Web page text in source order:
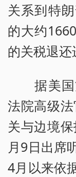
关系到特
的大约
的关税退还
据美国
法院高级
关与边境
月9日出席
4月以来依